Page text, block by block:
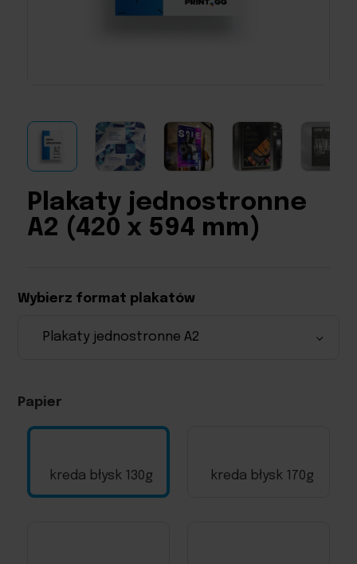
Plakaty jednostronne
A2 (420 x 594 mm)
Wybierz format plakatów
Papier
kreda błysk 130g kreda błysk 170g